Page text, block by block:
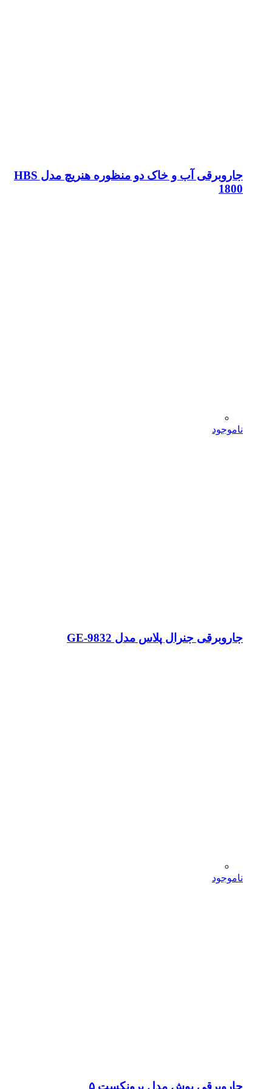
جاروبرقی آب و خاک دو منظوره هنریچ مدل HBS
1800
ناموجود
جاروبرقی جنرال پلاس مدل GE-9832
ناموجود
جاروبرقی بوش مدل پرونکست ۵